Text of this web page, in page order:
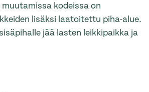
kodeissa on
lisäksi laatoitettu piha-alue.
jää lasten leikkipaikka ja